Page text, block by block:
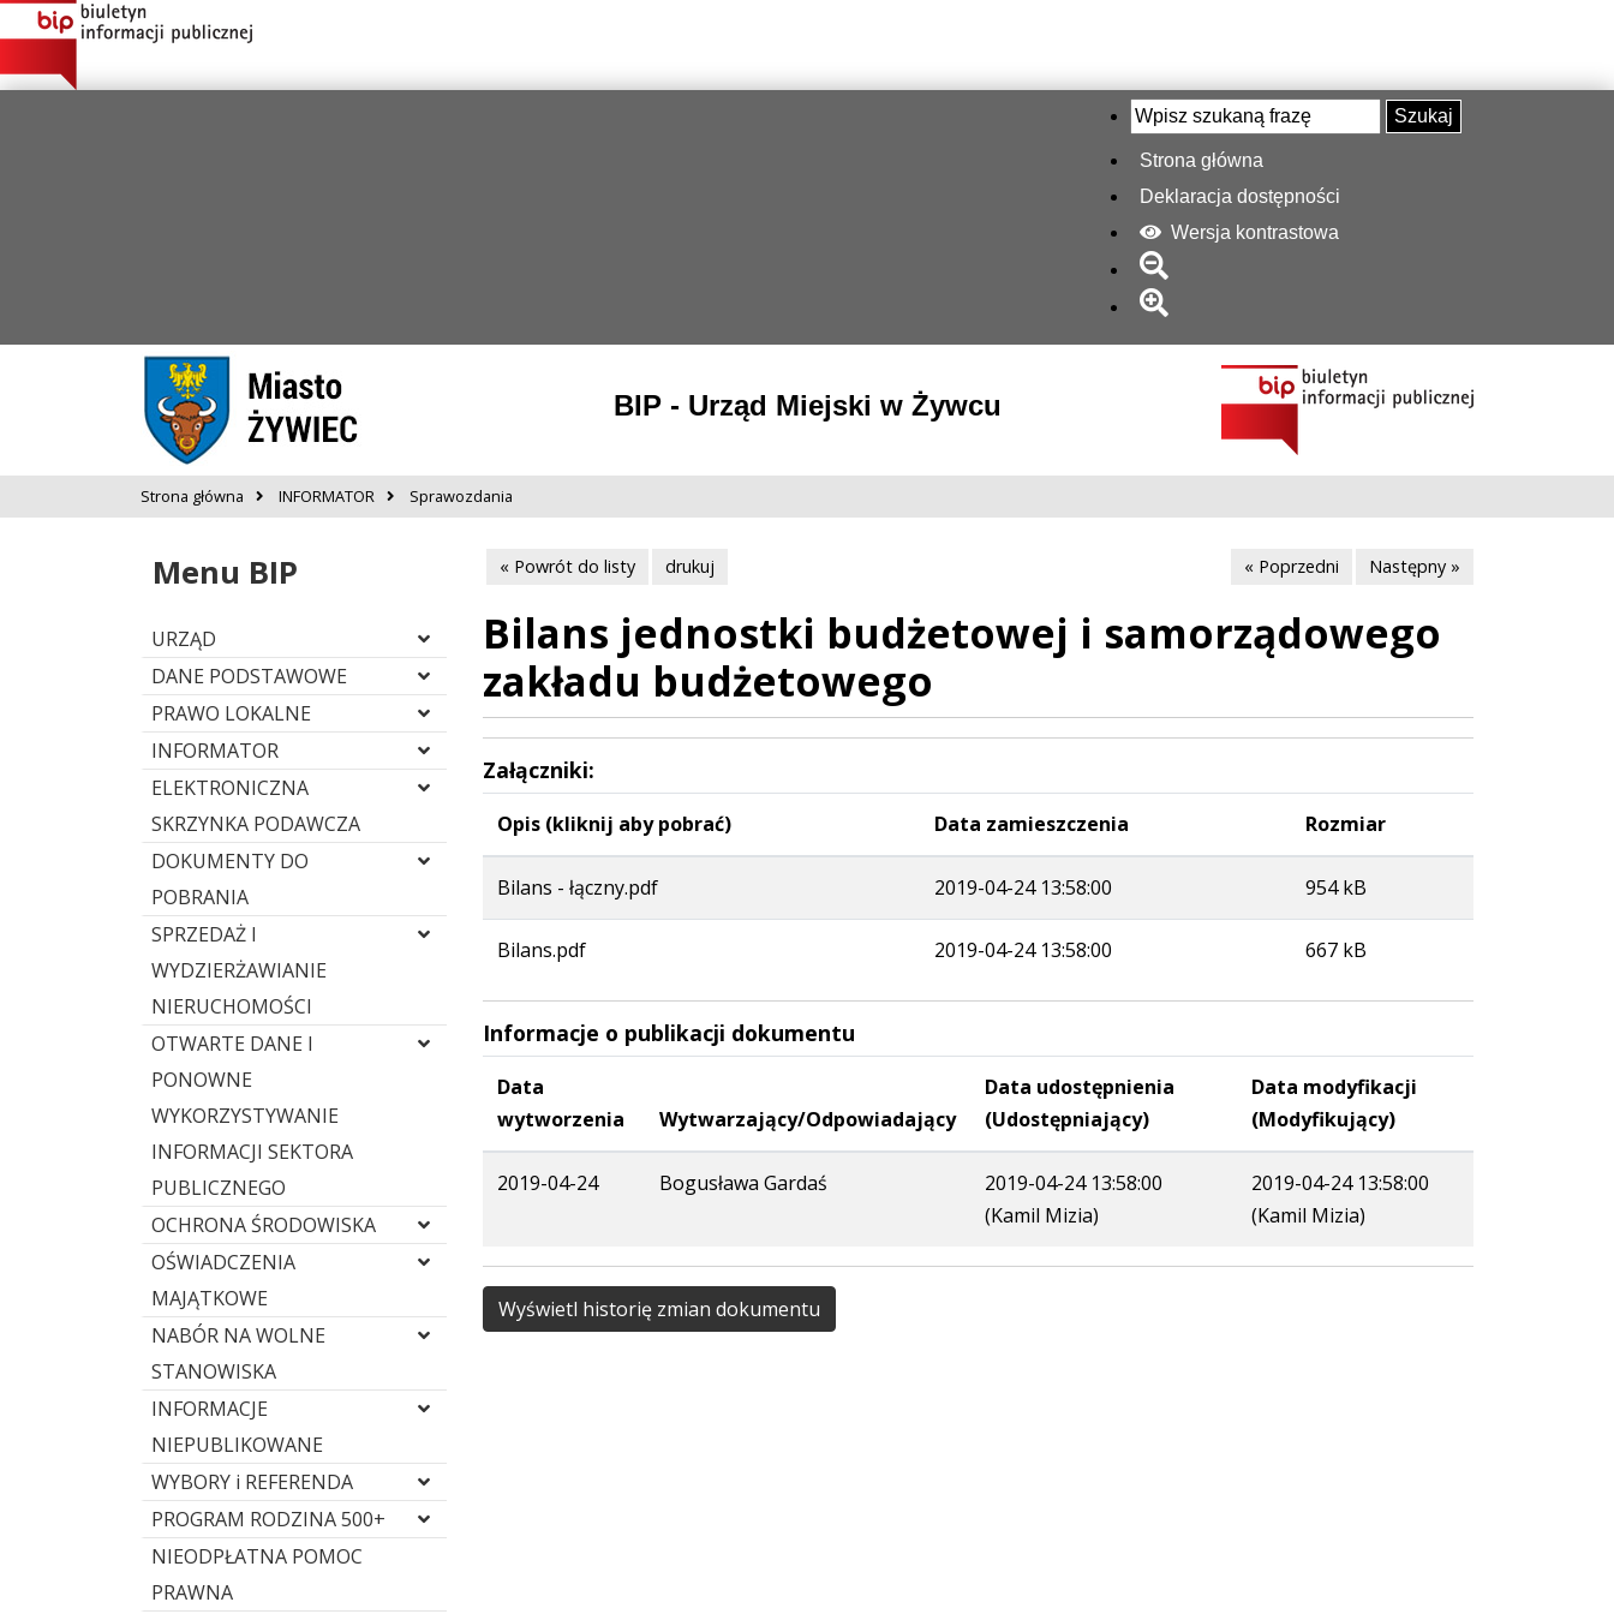
Szukaj
Strona główna
Deklaracja dostępności
Wersja kontrastowa
BIP - Urząd Miejski w Żywcu
Strona główna INFORMATOR Sprawozdania
Menu BIP
URZĄD
DANE PODSTAWOWE
PRAWO LOKALNE
INFORMATOR
ELEKTRONICZNA
SKRZYNKA PODAWCZA
DOKUMENTY DO
POBRANIA
SPRZEDAŻ I
WYDZIERŻAWIANIE
NIERUCHOMOŚCI
OTWARTE DANE I
PONOWNE
WYKORZYSTYWANIE
INFORMACJI SEKTORA
PUBLICZNEGO
OCHRONA ŚRODOWISKA
OŚWIADCZENIA
MAJĄTKOWE
NABÓR NA WOLNE
STANOWISKA
INFORMACJE
NIEPUBLIKOWANE
WYBORY i REFERENDA
PROGRAM RODZINA 500+
NIEODPŁATNA POMOC
PRAWNA
« Powrót do listy drukuj « Poprzedni Następny »
Bilans jednostki budżetowej i samorządowego
zakładu budżetowego
Załączniki:
Opis (kliknij aby pobrać) Data zamieszczenia Rozmiar
Bilans - łączny.pdf 2019-04-24 13:58:00 954 kB
Bilans.pdf 2019-04-24 13:58:00 667 kB
Informacje o publikacji dokumentu
Data
wytworzenia
Wytwarzający/Odpowiadający
Data udostępnienia
(Udostępniający)
Data modyfikacji
(Modyfikujący)
2019-04-24 Bogusława Gardaś
2019-04-24 13:58:00
(Kamil Mizia)
2019-04-24 13:58:00
(Kamil Mizia)
Wyświetl historię zmian dokumentu